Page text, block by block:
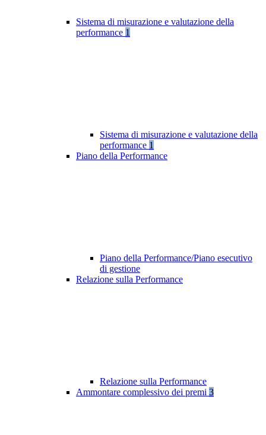
Sistema di misurazione e valutazione della
performance 1
Sistema di misurazione e valutazione della
performance 1
Piano della Performance
Piano della Performance/Piano esecutivo
di gestione
Relazione sulla Performance
Relazione sulla Performance
Ammontare complessivo dei premi 3